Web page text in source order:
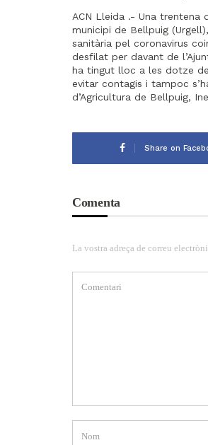
ACN Lleida .- Una
municipi de Bellpuig
sanitària pel coronavirus
desfilat per davant de
ha tingut lloc a les dotze
evitar contagis i tampoc
d’Agricultura de Bellpuig,
Share on
Comenta
La vostra adreça de correu